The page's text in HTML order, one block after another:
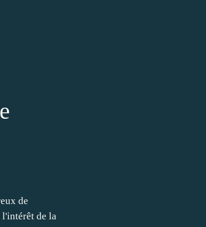
de
l'intérêt de la